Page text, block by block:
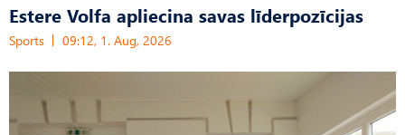
Estere Volfa apliecina savas līderpozīcijas
Sports 09:12, 1. Aug, 2026